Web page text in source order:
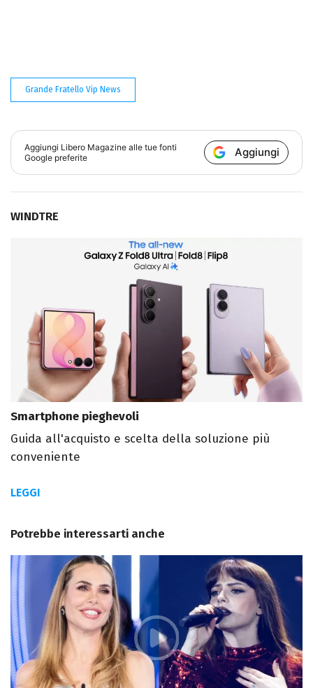
Grande Fratello Vip News
Aggiungi Libero Magazine alle tue fonti
Google preferite
Aggiungi
WINDTRE
Smartphone pieghevoli
Guida all'acquisto e scelta della soluzione più
conveniente
LEGGI
Potrebbe interessarti anche